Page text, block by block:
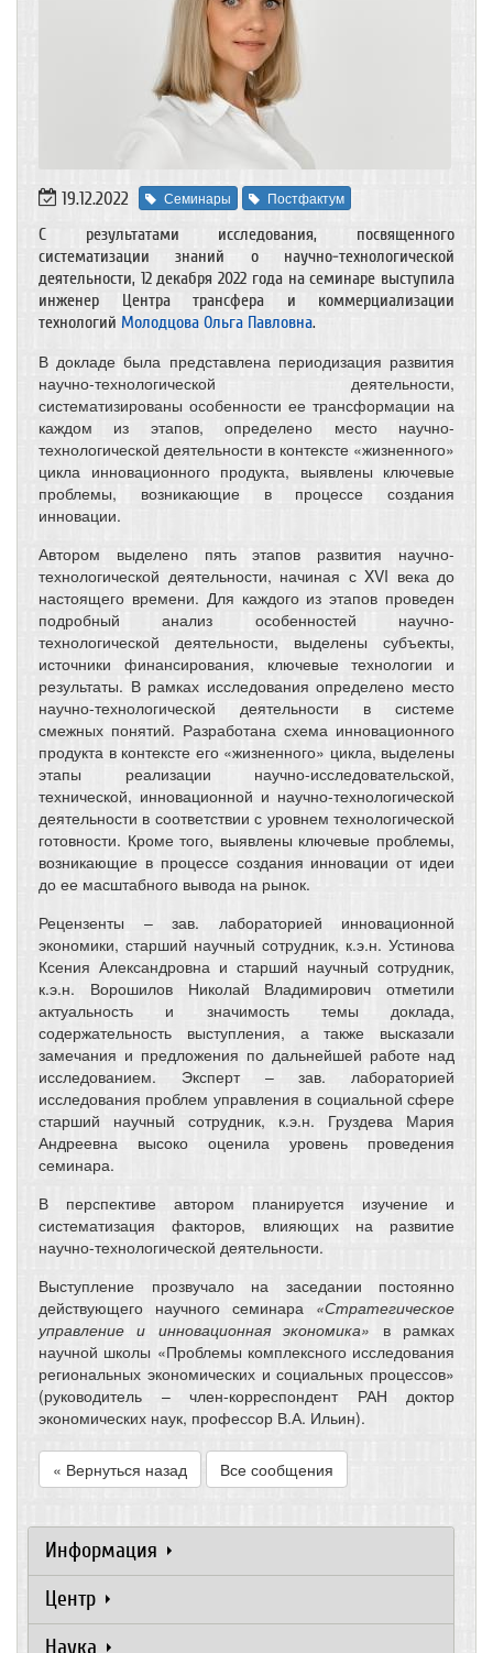
19.12.2022 Семинары Постфактум
С результатами исследования, посвященного
систематизации знаний о научно-технологической
деятельности, 12 декабря 2022 года на семинаре выступила
инженер Центра трансфера и коммерциализации
технологий Молодцова Ольга Павловна.
В докладе была представлена периодизация развития
научно-технологической деятельности,
систематизированы особенности ее трансформации на
каждом из этапов, определено место научно-
технологической деятельности в контексте «жизненного»
цикла инновационного продукта, выявлены ключевые
проблемы, возникающие в процессе создания
инновации.
Автором выделено пять этапов развития научно-
технологической деятельности, начиная с XVI века до
настоящего времени. Для каждого из этапов проведен
подробный анализ особенностей научно-
технологической деятельности, выделены субъекты,
источники финансирования, ключевые технологии и
результаты. В рамках исследования определено место
научно-технологической деятельности в системе
смежных понятий. Разработана схема инновационного
продукта в контексте его «жизненного» цикла, выделены
этапы реализации научно-исследовательской,
технической, инновационной и научно-технологической
деятельности в соответствии с уровнем технологической
готовности. Кроме того, выявлены ключевые проблемы,
возникающие в процессе создания инновации от идеи
до ее масштабного вывода на рынок.
Рецензенты – зав. лабораторией инновационной
экономики, старший научный сотрудник, к.э.н. Устинова
Ксения Александровна и старший научный сотрудник,
к.э.н. Ворошилов Николай Владимирович отметили
актуальность и значимость темы доклада,
содержательность выступления, а также высказали
замечания и предложения по дальнейшей работе над
исследованием. Эксперт – зав. лабораторией
исследования проблем управления в социальной сфере
старший научный сотрудник, к.э.н. Груздева Мария
Андреевна высоко оценила уровень проведения
семинара.
В перспективе автором планируется изучение и
систематизация факторов, влияющих на развитие
научно-технологической деятельности.
Выступление прозвучало на заседании постоянно
действующего научного семинара «Стратегическое
управление и инновационная экономика» в рамках
научной школы «Проблемы комплексного исследования
региональных экономических и социальных процессов»
(руководитель – член-корреспондент РАН доктор
экономических наук, профессор В.А. Ильин).
« Вернуться назад Все сообщения
Информация
Центр
Наука